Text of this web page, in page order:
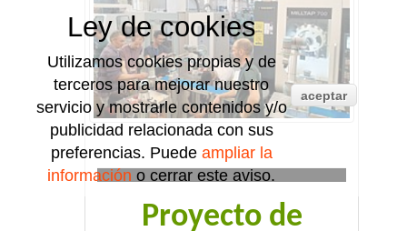
Proyecto de
Ley de cookies
Utilizamos cookies propias y de
terceros para mejorar nuestro
servicio y mostrarle contenidos y/o
publicidad relacionada con sus
preferencias. Puede ampliar la
información o cerrar este aviso.
aceptar